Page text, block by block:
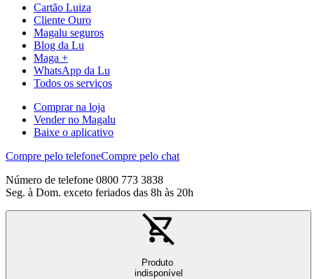
Cartão Luiza
Cliente Ouro
Magalu seguros
Blog da Lu
Maga +
WhatsApp da Lu
Todos os serviços
Comprar na loja
Vender no Magalu
Baixe o aplicativo
Compre pelo telefoneCompre pelo chat
Número de telefone 0800 773 3838
Seg. à Dom. exceto feriados das 8h às 20h
Produto
indisponível